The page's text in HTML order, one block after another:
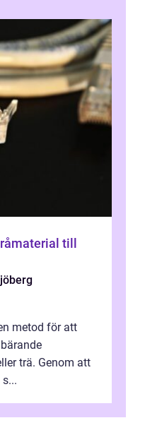
metod för att
trä. Genom att